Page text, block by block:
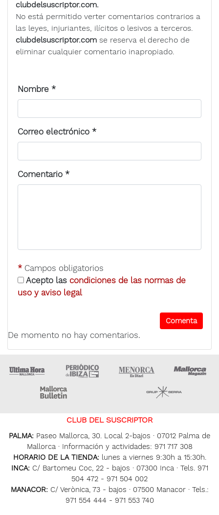
clubdelsuscriptor.com.
No está permitido verter comentarios contrarios a
las leyes, injuriantes, ilícitos o lesivos a terceros.
clubdelsuscriptor.com se reserva el derecho de
eliminar cualquier comentario inapropiado.
Nombre *
Correo electrónico *
Comentario *
* Campos obligatorios
Acepto las condiciones de las normas de
uso y aviso legal
De momento no hay comentarios.
Ultima Hora Ultima hora Ibiza Menorca • Es Diari
CLUB DEL SUSCRIPTOR
PALMA: Paseo Mallorca, 30. Local 2-bajos · 07012 Palma de
Mallorca · Información y actividades: 971 717 308
HORARIO DE LA TIENDA: lunes a viernes 9:30h a 15:30h.
INCA: C/ Bartomeu Coc, 22 - bajos · 07300 Inca · Tels. 971
504 472 - 971 504 002
MANACOR: C/ Verònica, 73 - bajos · 07500 Manacor · Tels.:
971 554 444 - 971 553 740